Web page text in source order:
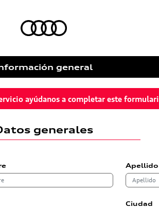
general
ayúdanos a completar este
generales
Apellido
Ciudad